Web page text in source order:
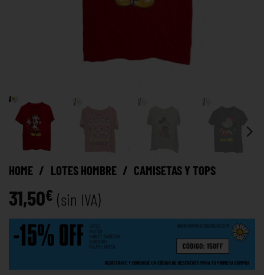
HOME / LOTES HOMBRE / CAMISETAS Y TOPS
31,50€ (sin IVA)